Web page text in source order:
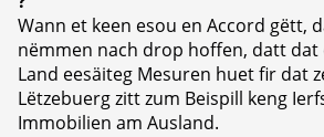
Wann et keen esou en Accord gëtt,
nëmmen nach drop hoffen, datt
Land eesäiteg Mesuren huet fir dat
Lëtzebuerg zitt zum Beispill keng
Immobilien am Ausland.